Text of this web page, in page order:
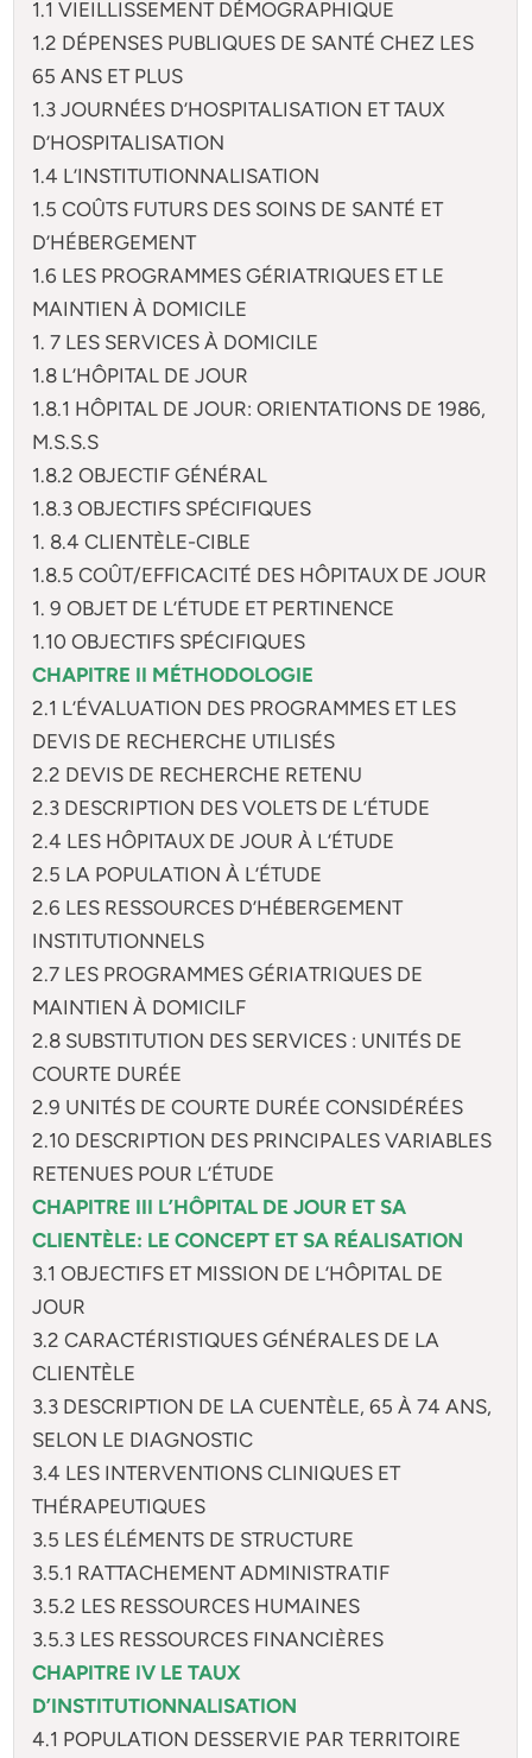
1.1 VIEILLISSEMENT DÉMOGRAPHIQUE
1.2 DÉPENSES PUBLIQUES DE SANTÉ CHEZ LES
65 ANS ET PLUS
1.3 JOURNÉES D’HOSPITALISATION ET TAUX
D’HOSPITALISATION
1.4 L’INSTITUTIONNALISATION
1.5 COÛTS FUTURS DES SOINS DE SANTÉ ET
D’HÉBERGEMENT
1.6 LES PROGRAMMES GÉRIATRIQUES ET LE
MAINTIEN À DOMICILE
1. 7 LES SERVICES À DOMICILE
1.8 L’HÔPITAL DE JOUR
1.8.1 HÔPITAL DE JOUR: ORIENTATIONS DE 1986,
M.S.S.S
1.8.2 OBJECTIF GÉNÉRAL
1.8.3 OBJECTIFS SPÉCIFIQUES
1. 8.4 CLIENTÈLE-CIBLE
1.8.5 COÛT/EFFICACITÉ DES HÔPITAUX DE JOUR
1. 9 OBJET DE L’ÉTUDE ET PERTINENCE
1.10 OBJECTIFS SPÉCIFIQUES
CHAPITRE II MÉTHODOLOGIE
2.1 L’ÉVALUATION DES PROGRAMMES ET LES
DEVIS DE RECHERCHE UTILISÉS
2.2 DEVIS DE RECHERCHE RETENU
2.3 DESCRIPTION DES VOLETS DE L’ÉTUDE
2.4 LES HÔPITAUX DE JOUR À L’ÉTUDE
2.5 LA POPULATION À L’ÉTUDE
2.6 LES RESSOURCES D’HÉBERGEMENT
INSTITUTIONNELS
2.7 LES PROGRAMMES GÉRIATRIQUES DE
MAINTIEN À DOMICILF
2.8 SUBSTITUTION DES SERVICES : UNITÉS DE
COURTE DURÉE
2.9 UNITÉS DE COURTE DURÉE CONSIDÉRÉES
2.10 DESCRIPTION DES PRINCIPALES VARIABLES
RETENUES POUR L’ÉTUDE
CHAPITRE III L’HÔPITAL DE JOUR ET SA
CLIENTÈLE: LE CONCEPT ET SA RÉALISATION
3.1 OBJECTIFS ET MISSION DE L’HÔPITAL DE
JOUR
3.2 CARACTÉRISTIQUES GÉNÉRALES DE LA
CLIENTÈLE
3.3 DESCRIPTION DE LA CUENTÈLE, 65 À 74 ANS,
SELON LE DIAGNOSTIC
3.4 LES INTERVENTIONS CLINIQUES ET
THÉRAPEUTIQUES
3.5 LES ÉLÉMENTS DE STRUCTURE
3.5.1 RATTACHEMENT ADMINISTRATIF
3.5.2 LES RESSOURCES HUMAINES
3.5.3 LES RESSOURCES FINANCIÈRES
CHAPITRE IV LE TAUX
D’INSTITUTIONNALISATION
4.1 POPULATION DESSERVIE PAR TERRITOIRE